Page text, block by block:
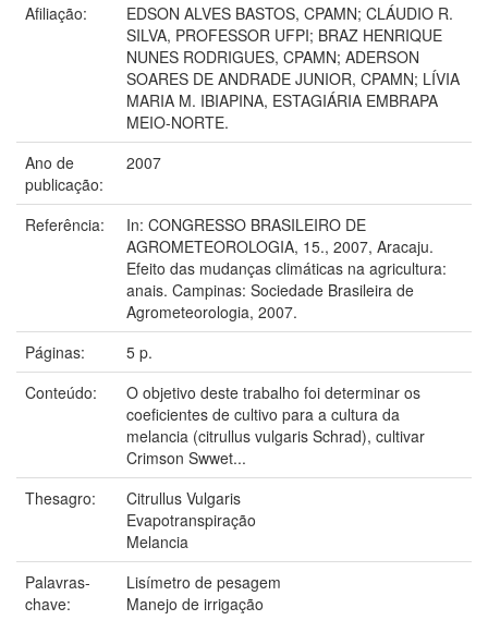
Afiliação:
EDSON ALVES BASTOS, CPAMN; CLÁUDIO R.
SILVA, PROFESSOR UFPI; BRAZ HENRIQUE
NUNES RODRIGUES, CPAMN; ADERSON
SOARES DE ANDRADE JUNIOR, CPAMN; LÍVIA
MARIA M. IBIAPINA, ESTAGIÁRIA EMBRAPA
MEIO-NORTE.
Ano de
publicação:
2007
Referência:
In: CONGRESSO BRASILEIRO DE
AGROMETEOROLOGIA, 15., 2007, Aracaju.
Efeito das mudanças climáticas na agricultura:
anais. Campinas: Sociedade Brasileira de
Agrometeorologia, 2007.
Páginas:
5 p.
Conteúdo:
O objetivo deste trabalho foi determinar os
coeficientes de cultivo para a cultura da
melancia (citrullus vulgaris Schrad), cultivar
Crimson Swwet...
Thesagro:
Citrullus Vulgaris
Evapotranspiração
Melancia
Palavras-
chave:
Lisímetro de pesagem
Manejo de irrigação